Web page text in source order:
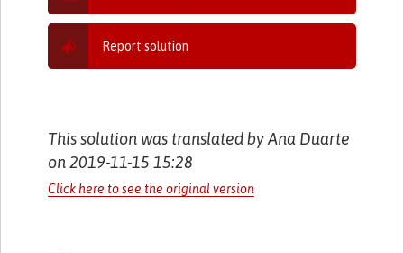
Report solution
This solution was translated by Ana Duarte
on 2019-11-15 15:28
Click here to see the original version